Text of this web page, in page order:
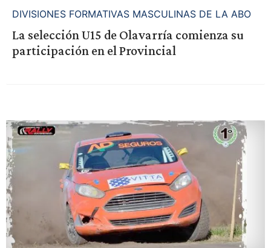
DIVISIONES FORMATIVAS MASCULINAS DE LA ABO
La selección U15 de Olavarría comienza su
participación en el Provincial